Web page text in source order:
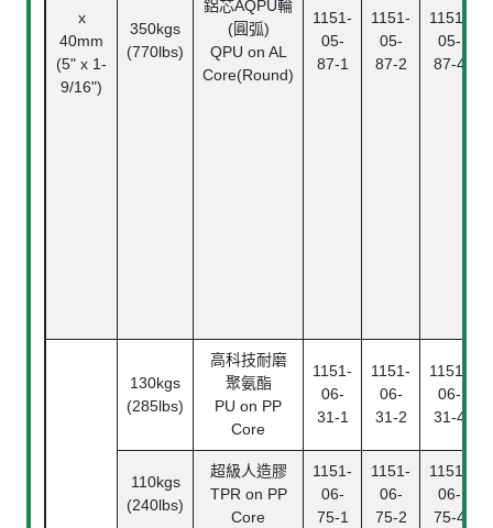
x
40mm
(5" x 1-
9/16")
350kgs
(770lbs)
鋁芯AQPU輪
(圓弧)
QPU on AL
Core(Round)
1151-
05-
87-1
1151-
05-
87-2
1151-
05-
87-4
130kgs
(285lbs)
高科技耐磨
聚氨酯
PU on PP
Core
1151-
06-
31-1
1151-
06-
31-2
1151-
06-
31-4
110kgs
(240lbs)
超級人造膠
TPR on PP
Core
1151-
06-
75-1
1151-
06-
75-2
1151-
06-
75-4